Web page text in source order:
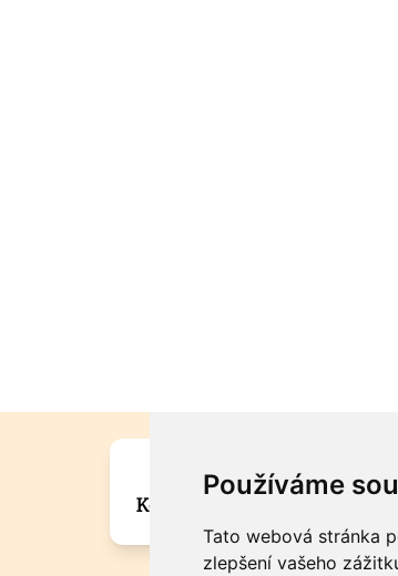
Používáme
Tato webová stránka
zlepšení vašeho
Máte zajímavou
Kontaktujte šéfredaktora